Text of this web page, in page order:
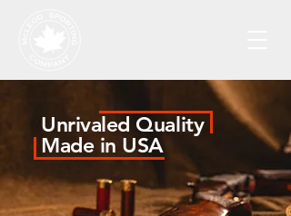
Unrivaled Quality
Made in USA